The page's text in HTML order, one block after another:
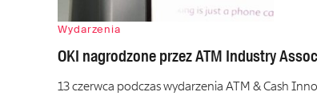
Wydarzenia
OKI nagrodzone przez ATM Industry
13 czerwca podczas wydarzenia ATM & Cash